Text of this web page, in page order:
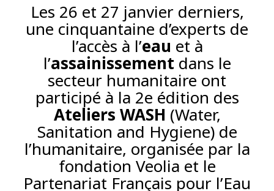
Les 26 et 27 janvier derniers,
une cinquantaine d’experts de
l’accès à l’eau et à
l’assainissement dans le
secteur humanitaire ont
participé à la 2e édition des
Ateliers WASH (Water,
Sanitation and Hygiene) de
l’humanitaire, organisée par la
fondation Veolia et le
Partenariat Français pour l’Eau